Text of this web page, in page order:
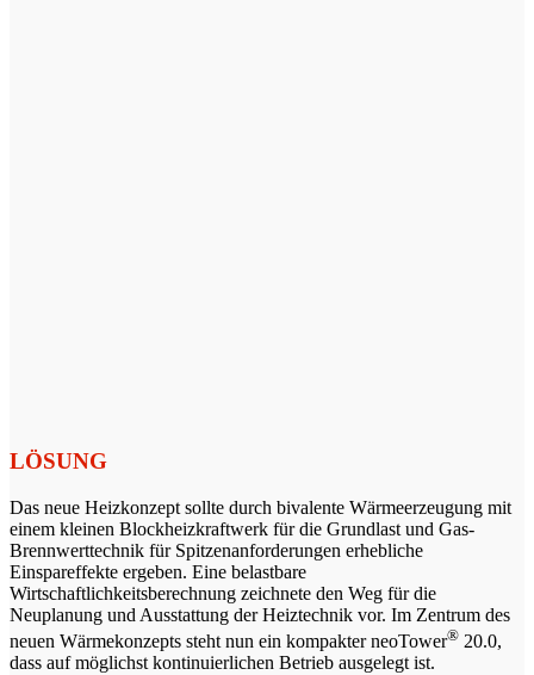
LÖSUNG
Das neue Heizkonzept sollte durch bivalente Wärmeerzeugung mit
einem kleinen Blockheizkraftwerk für die Grundlast und Gas-
Brennwerttechnik für Spitzenanforderungen erhebliche
Einspareffekte ergeben. Eine belastbare
Wirtschaftlichkeitsberechnung zeichnete den Weg für die
Neuplanung und Ausstattung der Heiztechnik vor. Im Zentrum des
neuen Wärmekonzepts steht nun ein kompakter neoTower® 20.0,
dass auf möglichst kontinuierlichen Betrieb ausgelegt ist.